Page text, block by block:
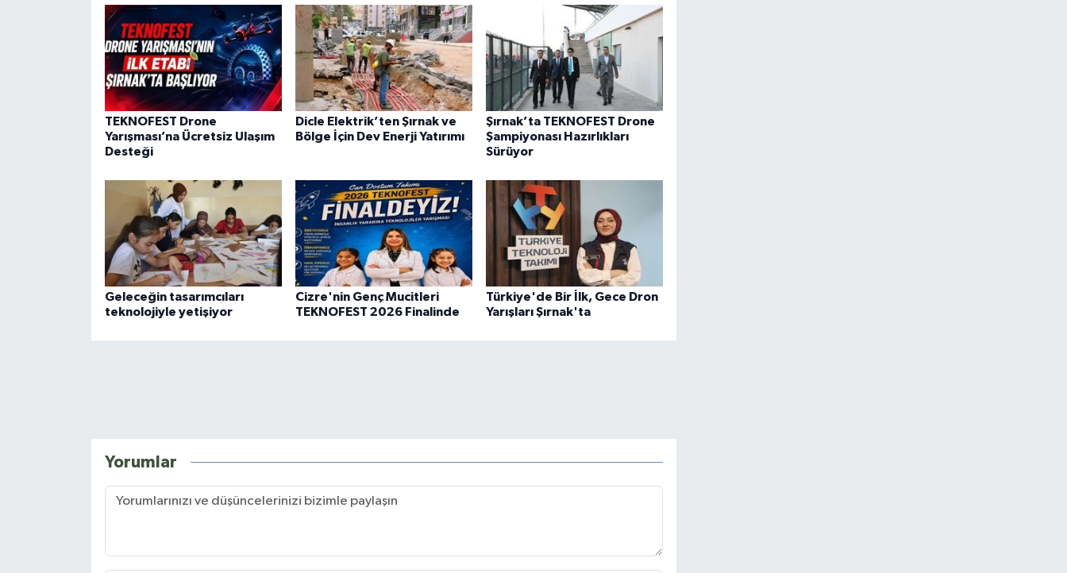
TEKNOFEST Drone
Yarışması’na Ücretsiz Ulaşım
Desteği
Dicle Elektrik’ten Şırnak ve
Bölge İçin Dev Enerji Yatırımı
Şırnak’ta TEKNOFEST Drone
Şampiyonası Hazırlıkları
Sürüyor
Geleceğin tasarımcıları
teknolojiyle yetişiyor
Cizre'nin Genç Mucitleri
TEKNOFEST 2026 Finalinde
Türkiye'de Bir İlk, Gece Dron
Yarışları Şırnak'ta
Yorumlar